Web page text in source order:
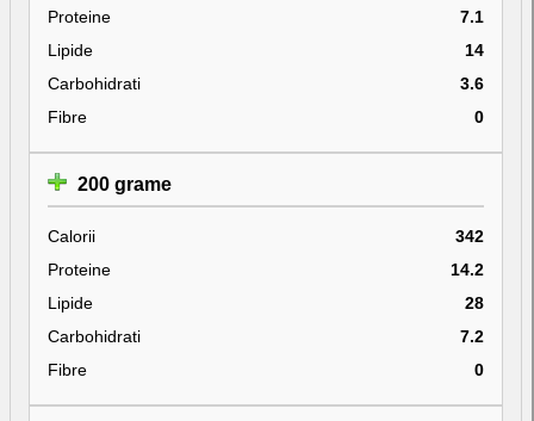
Proteine
7.1
Lipide
14
Carbohidrati
3.6
Fibre
0
200 grame
Calorii
342
Proteine
14.2
Lipide
28
Carbohidrati
7.2
Fibre
0